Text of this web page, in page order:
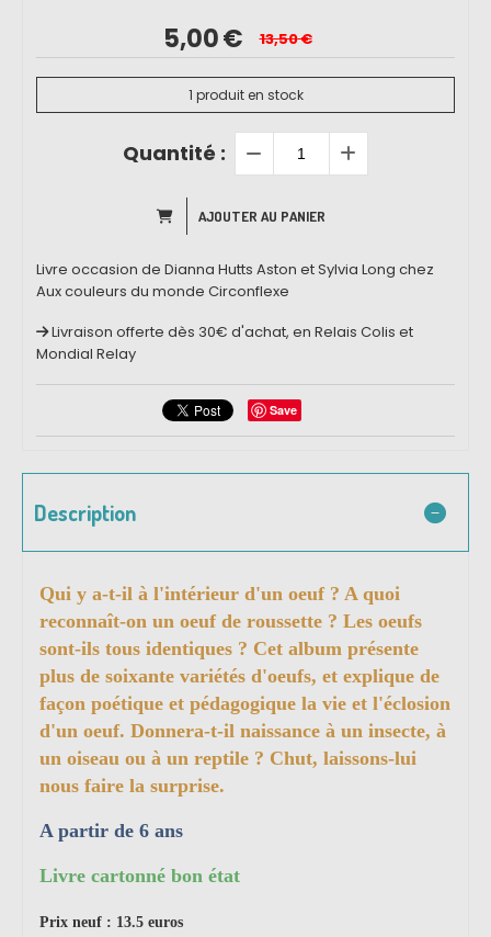
5,00€ 13,50€
1 produit en stock
Quantité :
AJOUTER AU PANIER
Livre occasion de Dianna Hutts Aston et Sylvia Long chez
Aux couleurs du monde Circonflexe
Livraison offerte dès 30€ d'achat, en Relais Colis et
Mondial Relay
Save
Description
Qui y a-t-il à l'intérieur d'un oeuf ? A quoi
reconnaît-on un oeuf de roussette ? Les oeufs
sont-ils tous identiques ? Cet album présente
plus de soixante variétés d'oeufs, et explique de
façon poétique et pédagogique la vie et l'éclosion
d'un oeuf. Donnera-t-il naissance à un insecte, à
un oiseau ou à un reptile ? Chut, laissons-lui
nous faire la surprise.
A partir de 6 ans
Livre cartonné bon état
Prix neuf : 13.5 euros